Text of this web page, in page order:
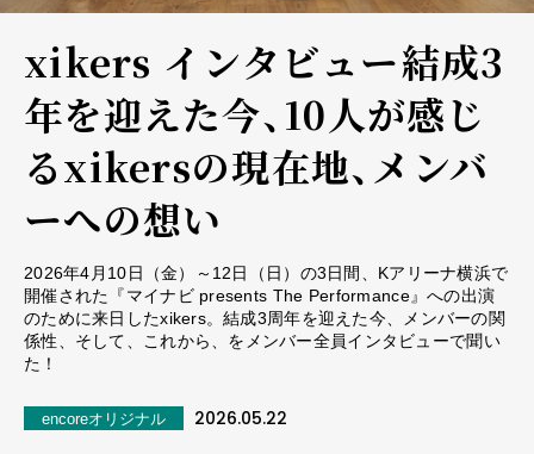
xikers インタビュー――結成3
年を迎えた今、10人が感じ
るxikersの現在地、メンバ
ーへの想い
2026年4月10日（金）～12日（日）の3日間、Kアリーナ横浜で
開催された『マイナビ presents The Performance』への出演
のために来日したxikers。結成3周年を迎えた今、メンバーの関
係性、そして、これから、をメンバー全員インタビューで聞い
た！
encoreオリジナル 2026.05.22